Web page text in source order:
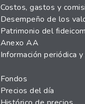
Costos, gastos y
Desempeño de los
Patrimonio del
Anexo AA
Información periódica
Fondos
Precios del día